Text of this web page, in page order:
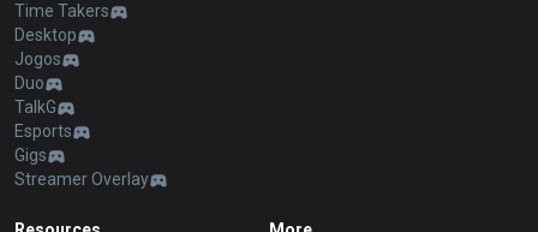
Time Takers
Desktop
Jogos
Duo
TalkG
Esports
Gigs
Streamer Overlay